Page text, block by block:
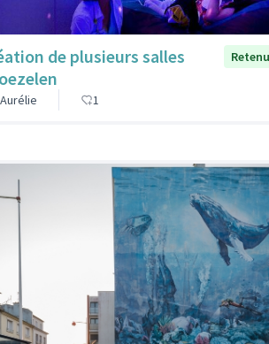
de plusieurs salles
Aurélie 1